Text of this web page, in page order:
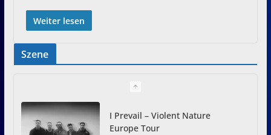
Weiter lesen
Szene
I Prevail – Violent Nature
Europe Tour